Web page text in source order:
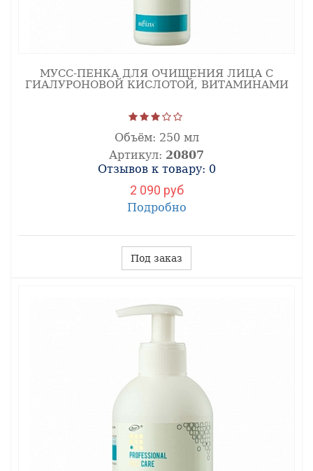
МУСС-ПЕНКА ДЛЯ ОЧИЩЕНИЯ ЛИЦА С
ГИАЛУРОНОВОЙ КИСЛОТОЙ, ВИТАМИНАМИ
Объём: 250 мл
Артикул: 20807
Отзывов к товару: 0
2 090 руб
Подробно
Под заказ